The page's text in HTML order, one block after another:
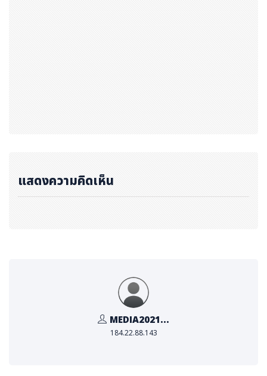
แสดงความคิดเห็น
MEDIA2021...
184.22.88.143